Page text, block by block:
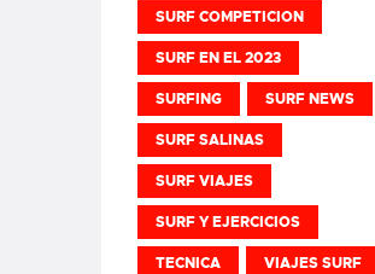
SURF COMPETICION
SURF EN EL 2023
SURFING SURF NEWS
SURF SALINAS
SURF VIAJES
SURF Y EJERCICIOS
TECNICA VIAJES SURF